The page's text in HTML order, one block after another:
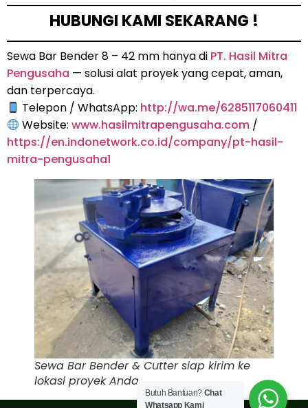
HUBUNGI KAMI SEKARANG !
Sewa Bar Bender 8 – 42 mm hanya di PT. Hasil Mitra
Pengusaha — solusi alat proyek yang cepat, aman,
dan terpercaya.
Telepon / WhatsApp: http://wa.me/6285117060411
Website:www.hasilmitrapengusaha.com /
https://en.indonetwork.co.id/company/pt-hasil-
mitra-pengusaha1
Sewa Bar Bender & Cutter siap kirim ke
lokasi proyek Anda
Butuh Bantuan? Chat
Whatsapp Kami